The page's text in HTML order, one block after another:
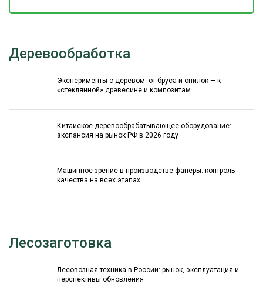
Деревообработка
Эксперименты с деревом: от бруса и опилок — к
«стеклянной» древесине и композитам
Китайское деревообрабатывающее оборудование:
экспансия на рынок РФ в 2026 году
Машинное зрение в производстве фанеры: контроль
качества на всех этапах
Лесозаготовка
Лесовозная техника в России: рынок, эксплуатация и
перспективы обновления